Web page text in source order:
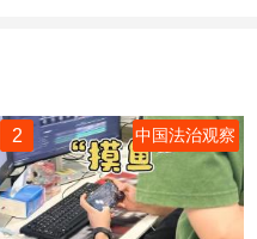
2 中国法治观察